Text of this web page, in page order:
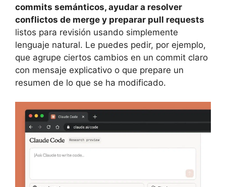
commits semánticos, ayudar a resolver
conflictos de merge y preparar pull requests
listos para revisión usando simplemente
lenguaje natural. Le puedes pedir, por ejemplo,
que agrupe ciertos cambios en un commit claro
con mensaje explicativo o que prepare un
resumen de lo que se ha modificado.